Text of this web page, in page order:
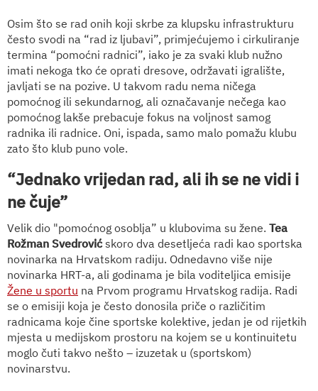
Osim što se rad onih koji skrbe za klupsku infrastrukturu
često svodi na “rad iz ljubavi”, primjećujemo i cirkuliranje
termina “pomoćni radnici”, iako je za svaki klub nužno
imati nekoga tko će oprati dresove, održavati igralište,
javljati se na pozive. U takvom radu nema ničega
pomoćnog ili sekundarnog, ali označavanje nečega kao
pomoćnog lakše prebacuje fokus na voljnost samog
radnika ili radnice. Oni, ispada, samo malo pomažu klubu
zato što klub puno vole.
“Jednako vrijedan rad, ali ih se ne vidi i
ne čuje”
Velik dio "pomoćnog osoblja” u klubovima su žene. Tea
Rožman Svedrovićskoro dva desetljeća radi kao sportska
novinarka na Hrvatskom radiju. Odnedavno više nije
novinarka HRT-a, ali godinama je bila voditeljica emisije
Žene u sportu na Prvom programu Hrvatskog radija. Radi
se o emisiji koja je često donosila priče o različitim
radnicama koje čine sportske kolektive, jedan je od rijetkih
mjesta u medijskom prostoru na kojem se u kontinuitetu
moglo čuti takvo nešto – izuzetak u (sportskom)
novinarstvu.